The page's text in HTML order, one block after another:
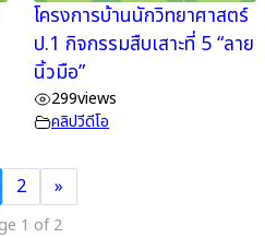
โครงการบ้านนักวิทยาศาสตร์
ป.1 กิจกรรมสืบเสาะที่ 5 “ลาย
นิ้วมือ”
299views
คลิปวีดีโอ
2 »
1 of 2